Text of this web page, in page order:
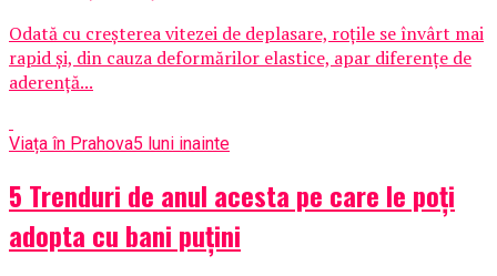
Odată cu creșterea vitezei de deplasare, roțile se învârt mai
rapid și, din cauza deformărilor elastice, apar diferențe de
aderență...
Viața în Prahova5 luni inainte
5 Trenduri de anul acesta pe care le poți
adopta cu bani puțini